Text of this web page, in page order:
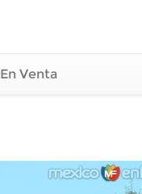
En Venta